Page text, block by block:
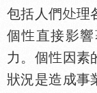
包括人們
理
個
直接影
力。個
因素
狀況是造成事